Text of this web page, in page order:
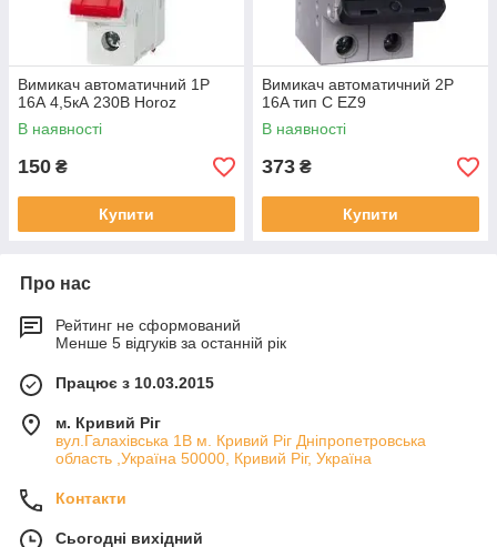
Вимикач автоматичний 1Р
16А 4,5кА 230В Horoz
В наявності
150 ₴
Купити
Вимикач автоматичний 2P
16A тип C EZ9
В наявності
373 ₴
Купити
Про нас
Рейтинг не сформований
Менше 5 відгуків за останній рік
Працює з 10.03.2015
м. Кривий Ріг
вул.Галахівська 1В м. Кривий Ріг Дніпропетровська
область ,Україна 50000, Кривий Ріг, Україна
Контакти
Сьогодні вихідний